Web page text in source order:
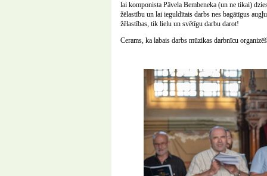
lai komponista Pāvela Bembeneka (un ne tikai)
žēlastību un lai ieguldītais darbs nes bagātīgus
žēlastības, tik lielu un svētīgu darbu darot!
Cerams, ka labais darbs mūzikas darbnīcu